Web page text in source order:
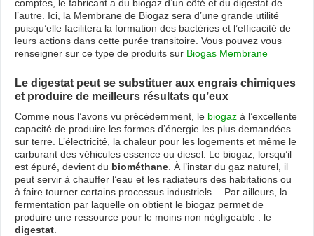
comptes, le fabricant a du biogaz d’un côté et du digestat de
l’autre. Ici, la Membrane de Biogaz sera d’une grande utilité
puisqu’elle facilitera la formation des bactéries et l’efficacité de
leurs actions dans cette purée transitoire. Vous pouvez vous
renseigner sur ce type de produits sur Biogas Membrane
Le digestat peut se substituer aux engrais chimiques
et produire de meilleurs résultats qu’eux
Comme nous l’avons vu précédemment, le biogaz à l’excellente
capacité de produire les formes d’énergie les plus demandées
sur terre. L’électricité, la chaleur pour les logements et même le
carburant des véhicules essence ou diesel. Le biogaz, lorsqu’il
est épuré, devient du biométhane . À l’instar du gaz naturel, il
peut servir à chauffer l’eau et les radiateurs des habitations ou
à faire tourner certains processus industriels… Par ailleurs, la
fermentation par laquelle on obtient le biogaz permet de
produire une ressource pour le moins non négligeable : le
digestat